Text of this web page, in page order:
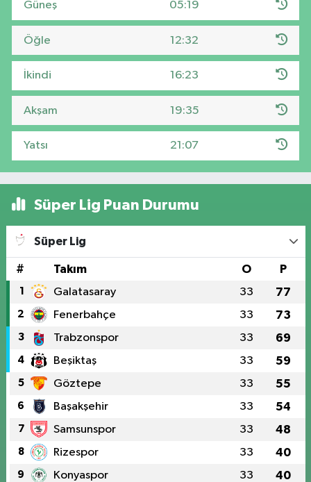
Güneş 05:19
Öğle 12:32
İkindi 16:23
Akşam 19:35
Yatsı 21:07
Süper Lig Puan Durumu
Süper Lig
# Takım O P
1 Galatasaray 33 77
2 Fenerbahçe 33 73
3 Trabzonspor 33 69
4 Beşiktaş 33 59
5 Göztepe 33 55
6 Başakşehir 33 54
7 Samsunspor 33 48
8 Rizespor 33 40
9 Konyaspor 33 40